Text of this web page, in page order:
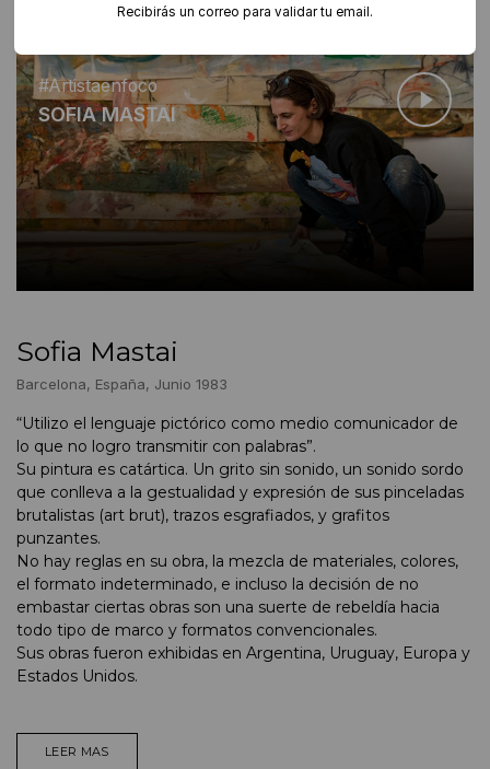
#Artistaenfoco
SOFIA MASTAI
Sofia Mastai
Barcelona, España, Junio 1983
“Utilizo el lenguaje pictórico como medio comunicador de
lo que no logro transmitir con palabras”.
Su pintura es catártica. Un grito sin sonido, un sonido sordo
que conlleva a la gestualidad y expresión de sus pinceladas
brutalistas (art brut), trazos esgrafiados, y grafitos
punzantes.
No hay reglas en su obra, la mezcla de materiales, colores,
el formato indeterminado, e incluso la decisión de no
embastar ciertas obras son una suerte de rebeldía hacia
todo tipo de marco y formatos convencionales.
Sus obras fueron exhibidas en Argentina, Uruguay, Europa y
Estados Unidos.
LEER MAS
Recibirás un correo para validar tu email.